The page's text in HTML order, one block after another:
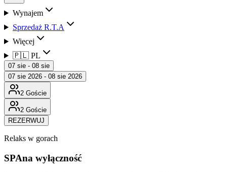
Wynajem
Sprzedaż R.T.A
Więcej
🇵🇱 PL
07 sie - 08 sie
07 sie 2026 - 08 sie 2026
2 Goście
2 Goście
REZERWUJ
Relaks w gorach
SPAna wyłączność